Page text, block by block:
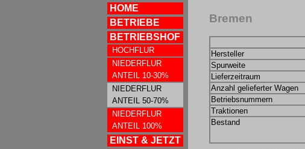
HOME
BETRIEBE
BETRIEBSHOF
HOCHFLUR
NIEDERFLUR
ANTEIL 10-30%
NIEDERFLUR
ANTEIL 50-70%
NIEDERFLUR
ANTEIL 100%
EINST & JETZT
Bremen
Hersteller
Spurweite
Lieferzeitraum
Anzahl gelieferter Wagen
Betriebsnummern
Traktionen
Bestand